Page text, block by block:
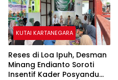
KUTAI KARTANEGARA
Reses di Loa Ipuh, Desman
Minang Endianto Soroti
Insentif Kader Posyandu